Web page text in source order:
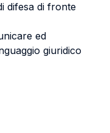
difesa di fronte
ed
giuridico